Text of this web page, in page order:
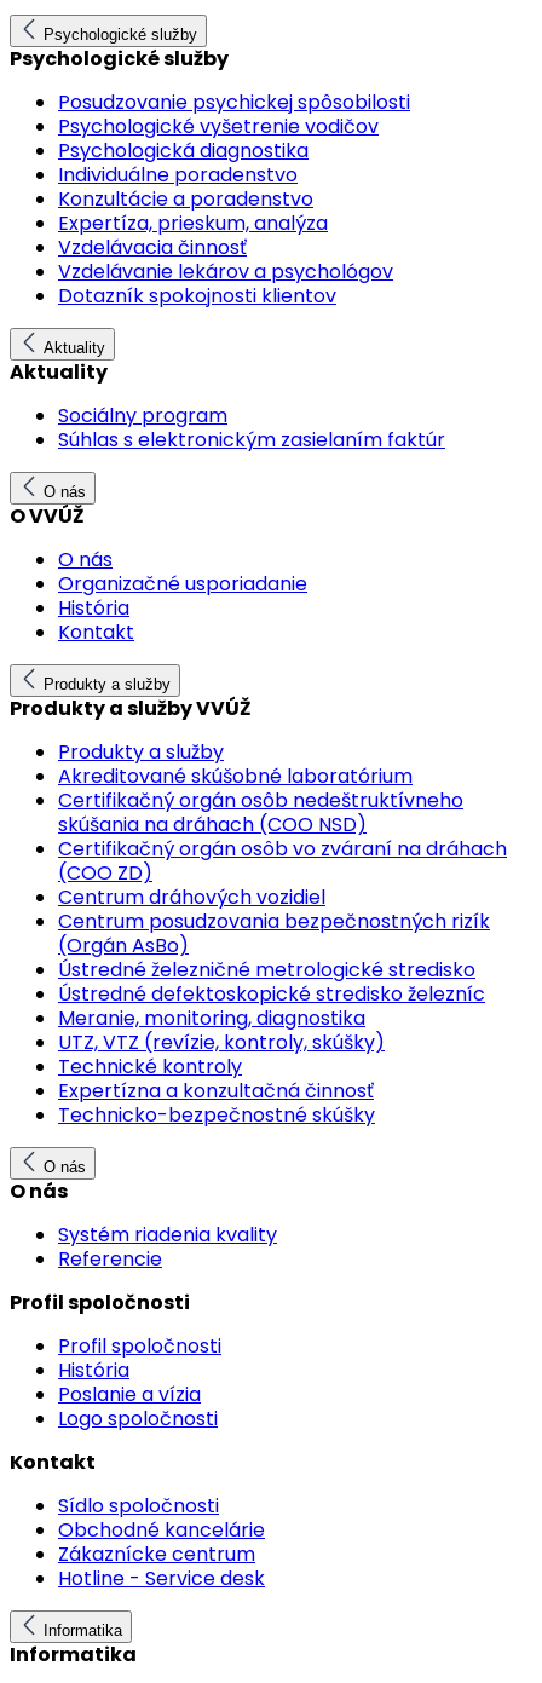
Psychologické služby
Psychologické služby
Posudzovanie psychickej spôsobilosti
Psychologické vyšetrenie vodičov
Psychologická diagnostika
Individuálne poradenstvo
Konzultácie a poradenstvo
Expertíza, prieskum, analýza
Vzdelávacia činnosť
Vzdelávanie lekárov a psychológov
Dotazník spokojnosti klientov
Aktuality
Aktuality
Sociálny program
Súhlas s elektronickým zasielaním faktúr
O nás
O VVÚŽ
O nás
Organizačné usporiadanie
História
Kontakt
Produkty a služby
Produkty a služby VVÚŽ
Produkty a služby
Akreditované skúšobné laboratórium
Certifikačný orgán osôb nedeštruktívneho
skúšania na dráhach (COO NSD)
Certifikačný orgán osôb vo zváraní na dráhach
(COO ZD)
Centrum dráhových vozidiel
Centrum posudzovania bezpečnostných rizík
(Orgán AsBo)
Ústredné železničné metrologické stredisko
Ústredné defektoskopické stredisko železníc
Meranie, monitoring, diagnostika
UTZ, VTZ (revízie, kontroly, skúšky)
Technické kontroly
Expertízna a konzultačná činnosť
Technicko-bezpečnostné skúšky
O nás
O nás
Systém riadenia kvality
Referencie
Profil spoločnosti
Profil spoločnosti
História
Poslanie a vízia
Logo spoločnosti
Kontakt
Sídlo spoločnosti
Obchodné kancelárie
Zákaznícke centrum
Hotline - Service desk
Informatika
Informatika